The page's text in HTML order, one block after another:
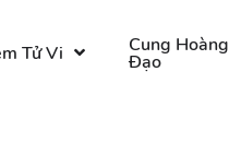
Tử Vi Cung Hoàng
Đạo